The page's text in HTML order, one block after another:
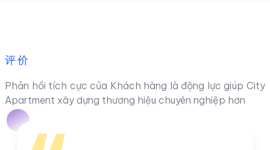
评价
Phản hồi tích cực của Khách hàng là động lực giúp City
Apartment xây dựng thương hiệu chuyên nghiệp hơn